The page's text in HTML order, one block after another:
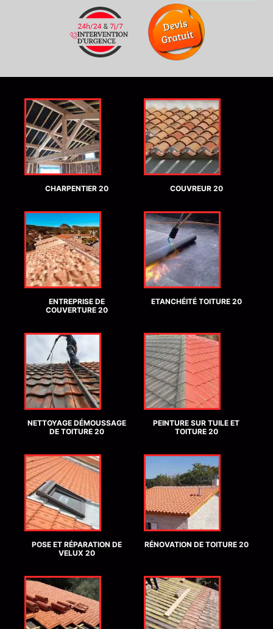
CHARPENTIER 20 COUVREUR 20
ENTREPRISE DE
COUVERTURE 20
ETANCHÉITÉ TOITURE 20
NETTOYAGE DÉMOUSSAGE
DE TOITURE 20
PEINTURE SUR TUILE ET
TOITURE 20
POSE ET RÉPARATION DE
VELUX 20
RÉNOVATION DE TOITURE 20